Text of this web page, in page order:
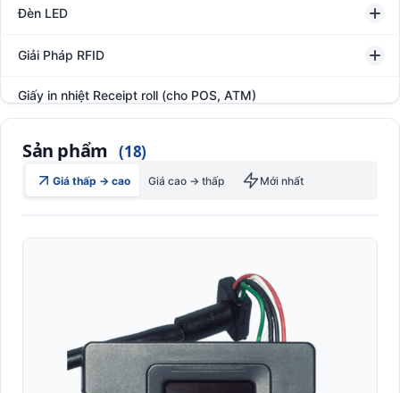
Đèn LED
Giải Pháp RFID
Giấy in nhiệt Receipt roll (cho POS, ATM)
In thẻ khách hàng
Kiểm Soát Ra Vào Thông Minh
Kiểm soát thông minh
Sản phẩm (18)
Giá thấp → cao Giá cao → thấp Mới nhất